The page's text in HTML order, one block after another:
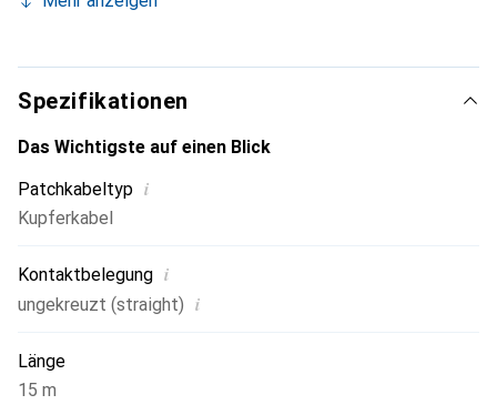
und Strecken bis 100 m.
Spezifikationen
Das Wichtigste auf einen Blick
Patchkabeltyp i
Kupferkabel
Kontaktbelegung i
ungekreuzt (straight) i
Länge
15 m